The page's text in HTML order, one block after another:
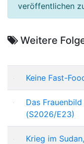
veröffentlichen
Weitere
Keine Fast-
Das
(S2026/E23)
Krieg im